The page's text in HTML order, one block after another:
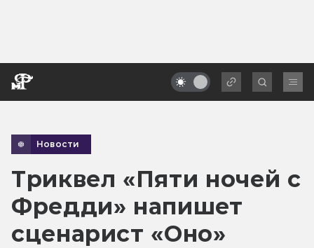
Новости
Триквел «Пяти ночей с
Фредди» напишет
сценарист «Оно»